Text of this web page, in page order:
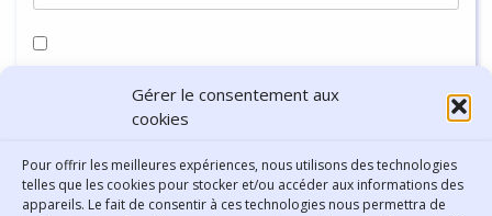
Gérer le consentement aux
cookies
Pour offrir les meilleures expériences, nous utilisons des technologies
telles que les cookies pour stocker et/ou accéder aux informations des
appareils. Le fait de consentir à ces technologies nous permettra de
navigateur pour mon prochain commentaire.